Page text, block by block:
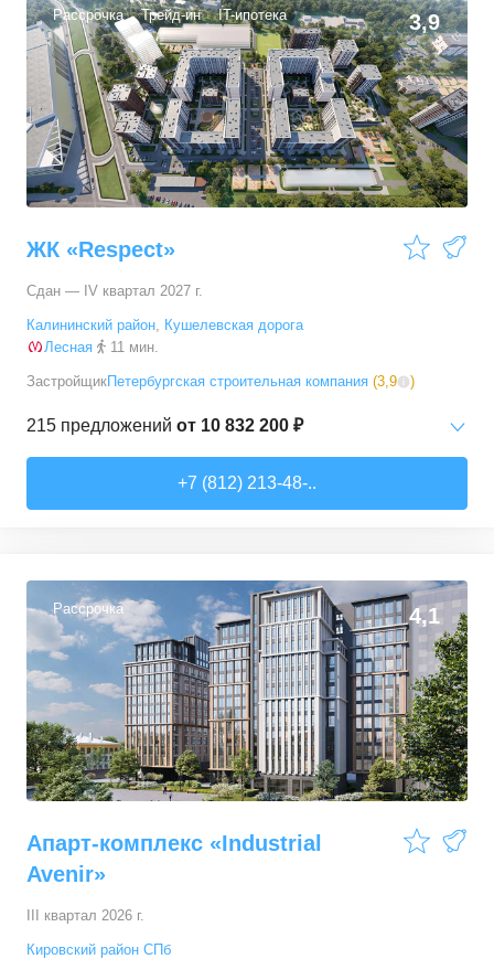
2-комн. кв. от17 650 060 ₽
53,6 –65,15м² 12 предложений
3-комн. кв. от21 900 290 ₽
81,2–90,5 м² 4 предложения
Рассрочка Трейд-ин IT-ипотека 3,9
ЖК «Respect»
Сдан — IV квартал 2027 г.
Калининский район, Кушелевская дорога
Лесная
11 мин.
ЗастройщикПетербургская строительная компания (3,9 )
215 предложений от 10 832 200 ₽
36,06–62,7м² 69 предложений
2-комн. кв. от21 489 030 ₽
54,9– 90 предложений
3-комн. кв. от28 117 530 ₽
77,14–100,7м² 21 предложение
+7 (812) 213-48-..
Рассрочка 4,1
Апарт-комплекс «Industrial
Avenir»
III квартал 2026 г.
Кировский район СПб